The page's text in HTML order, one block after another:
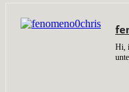
Hi,